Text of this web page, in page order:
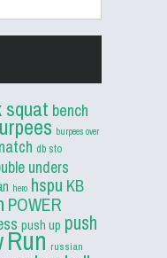
squat bench
burpees over
db sto
unders
hero hspu KB
POWER
push up push
Run russian